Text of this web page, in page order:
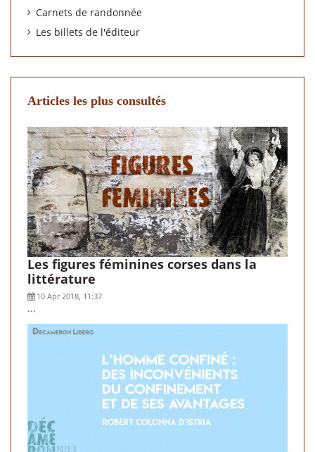
Carnets de randonnée
Les billets de l'éditeur
Articles les plus consultés
Les figures féminines corses dans la
littérature
10 Apr 2018, 11:37
...